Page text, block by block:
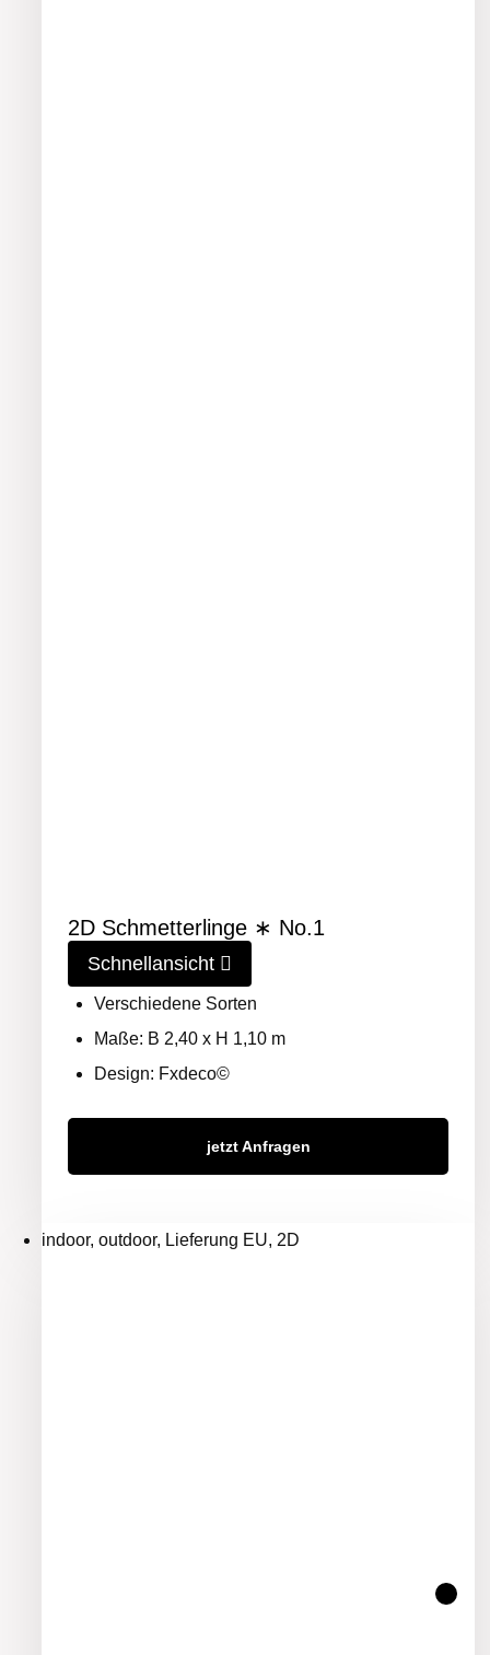
2D Schmetterlinge ∗ No.1
Schnellansicht
Verschiedene Sorten
Maße: B 2,40 x H 1,10 m
Design: Fxdeco©
jetzt Anfragen
indoor, outdoor, Lieferung EU, 2D